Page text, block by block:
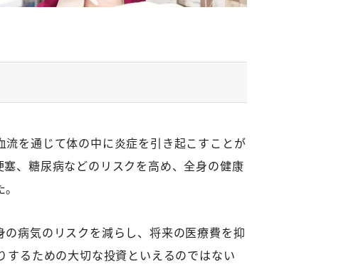
を通じて体の中に炎症を引き起こすことが
、糖尿病などのリスクを高め、全身の健康
病気のリスクを減らし、将来の医療費を抑
するための大切な投資といえるのではない